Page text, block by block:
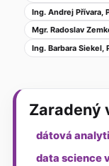
Ing. Andrej Přívara,
Mgr. Radoslav
Ing. Barbara Siekel,
Zaradený
dátová
data science